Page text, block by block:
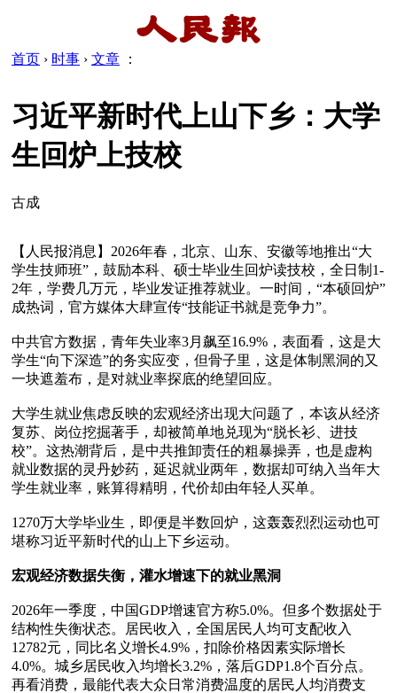
首页 › 时事 › 文章 ：
习近平新时代上山下乡：大学
生回炉上技校
古成
【人民报消息】2026年春，北京、山东、安徽等地推出“大
学生技师班”，鼓励本科、硕士毕业生回炉读技校，全日制1-
2年，学费几万元，毕业发证推荐就业。一时间，“本硕回炉”
成热词，官方媒体大肆宣传“技能证书就是竞争力”。
中共官方数据，青年失业率3月飙至16.9%，表面看，这是大
学生“向下深造”的务实应变，但骨子里，这是体制黑洞的又
一块遮羞布，是对就业率探底的绝望回应。
大学生就业焦虑反映的宏观经济出现大问题了，本该从经济
复苏、岗位挖掘著手，却被简单地兑现为“脱长衫、进技
校”。这热潮背后，是中共推卸责任的粗暴操弄，也是虚构
就业数据的灵丹妙药，延迟就业两年，数据却可纳入当年大
学生就业率，账算得精明，代价却由年轻人买单。
1270万大学毕业生，即便是半数回炉，这轰轰烈烈运动也可
堪称习近平新时代的山上下乡运动。
宏观经济数据失衡，灌水增速下的就业黑洞
2026年一季度，中国GDP增速官方称5.0%。但多个数据处于
结构性失衡状态。居民收入，全国居民人均可支配收入
12782元，同比名义增长4.9%，扣除价格因素实际增长
4.0%。城乡居民收入均增长3.2%，落后GDP1.8个百分点。
再看消费，最能代表大众日常消费温度的居民人均消费支